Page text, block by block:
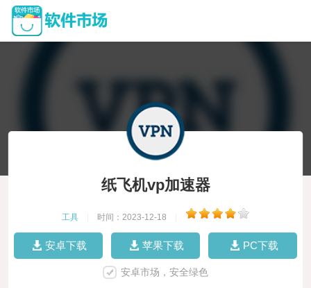
纸飞机vp加速器
工具 时间：2023-12-18
安卓下载 苹果下载 PC下载
安卓市场，安全绿色